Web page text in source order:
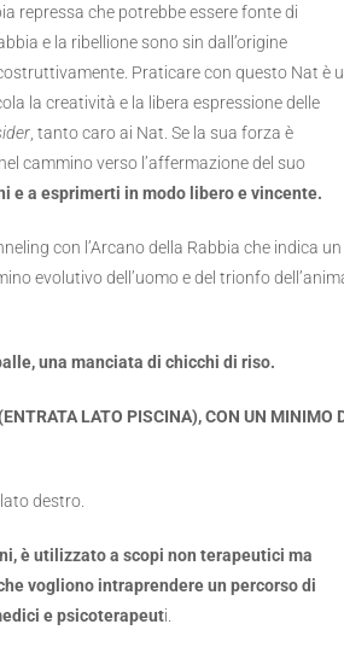
repressa che potrebbe essere fonte di
e la ribellione sono sin dall’origine
Praticare con questo Nat è
la creatività e la libera espressione delle
, tanto caro ai Nat. Se la sua forza è
cammino verso l’affermazione del suo
e a esprimerti in modo libero e vincente.
con l’Arcano della Rabbia che indica un
evolutivo dell’uomo e del trionfo
una manciata di chicchi di riso.
LATO PISCINA), CON UN MINIMO
destro.
è utilizzato a scopi non terapeutici ma
vogliono intraprendere un percorso di
e psicoterapeuti.